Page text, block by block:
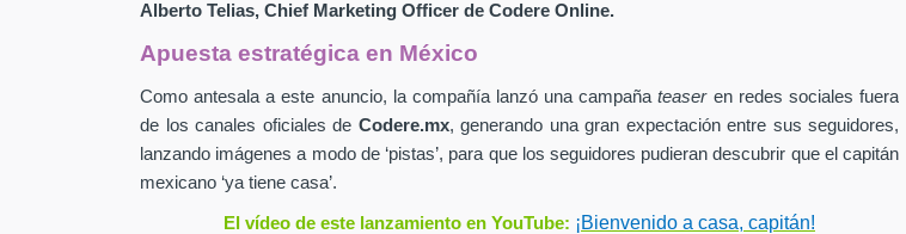
Alberto Telias, Chief Marketing Officer de Codere Online.
Apuesta estratégica en México
Como antesala a este anuncio, la compañía lanzó una campañateaseren redes sociales fuera
de los canales oficiales de Codere.mx, generando una gran expectación entre sus seguidores,
lanzando imágenes a modo de ‘pistas’, para que los seguidores pudieran descubrir que el capitán
mexicano ‘ya tiene casa’.
El vídeo de este lanzamiento en YouTube: ¡Bienvenido a casa, capitán!